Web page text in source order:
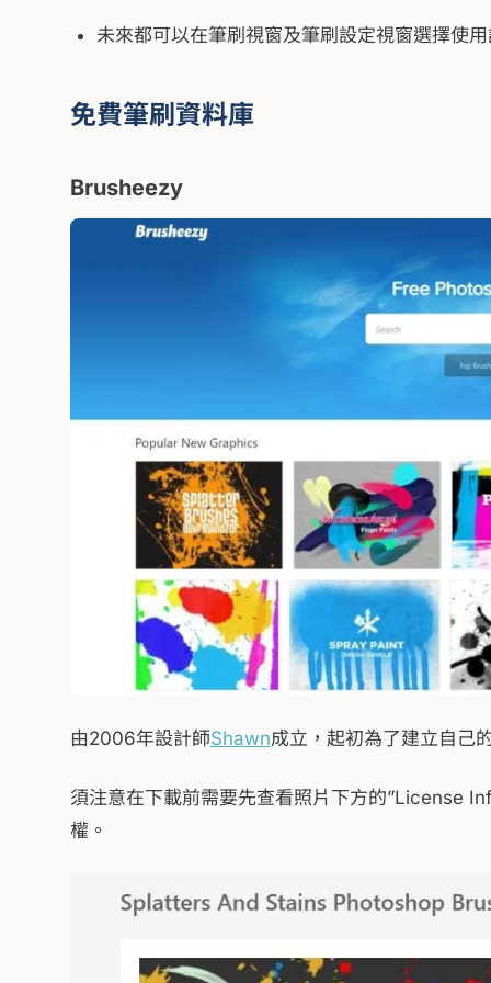
未來都可以在筆刷視窗及筆刷設定視窗選擇使
免費筆刷資料庫
Brusheezy
由2006年設計師Shawn成立，起初為了建立自己
須注意在下載前需要先查看照片下方的”License
權。